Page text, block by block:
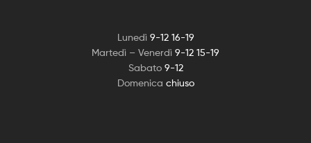
Lunedì 9-12 16-19
Martedì – Venerdì 9-12 15-19
Sabato 9-12
Domenica chiuso